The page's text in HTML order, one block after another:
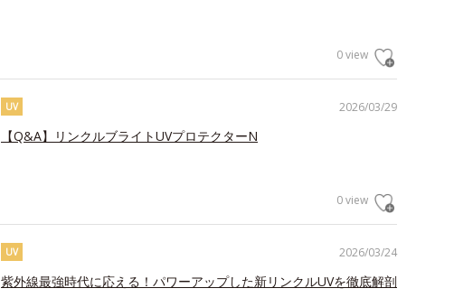
0 view
2026/03/29
UV
【Q&A】リンクルブライトUVプロテクターN
0 view
2026/03/24
UV
紫外線最強時代に応える！パワーアップした新リンクルUVを徹底解剖